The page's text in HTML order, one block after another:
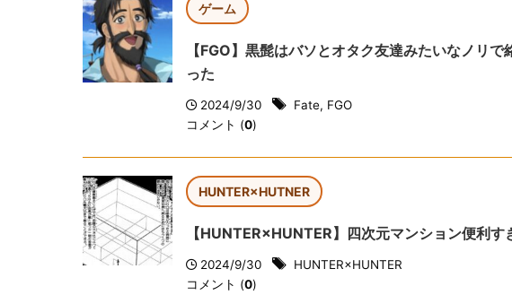
ゲーム
【FGO】黒髭はバソとオタク友達みたいなノリ
った
2024/9/30 Fate, FGO
コメント (0)
HUNTER×HUTNER
【HUNTER×HUNTER】四次元マンション便利す
2024/9/30
HUNTER×HUNTER
コメント (0)